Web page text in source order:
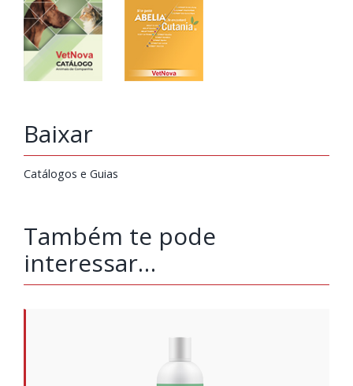
Baixar
Catálogos e Guias
Também te pode
interessar…